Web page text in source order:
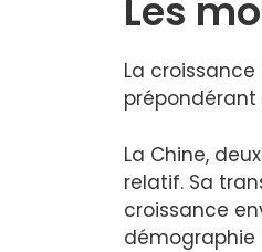
Les
La croissance
prépondérant
La Chine,
relatif. Sa
croissance
démographie